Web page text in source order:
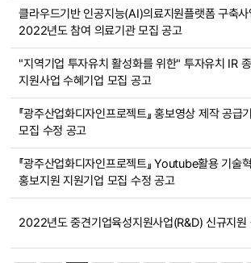
클라우드기반 인공지능(AI)의료지원플랫폼 구축사
2022년도 참여 의료기관 모집 공고
"지역기업 투자유치 활성화를 위한" 투자유치 IR
지원사업 수혜기업 모집 공고
『광주산업화디자인프로젝트』 홍보영상 제작 공급
모집 수정 공고
『광주산업화디자인프로젝트』 Youtube활용 기술
홍보지원 지원기업 모집 수정 공고
2022년도 중견기업육성지원사업(R&D) 신규지원